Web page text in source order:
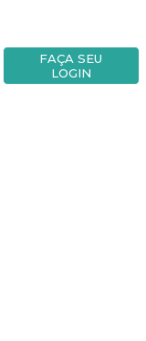
FAÇA SEU
LOGIN